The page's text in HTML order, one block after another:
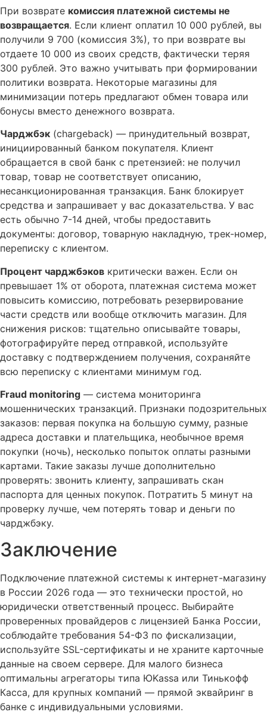
При возврате комиссия платежной системы не
возвращается. Если клиент оплатил 10 000 рублей, вы
получили 9 700 (комиссия 3%), то при возврате вы
отдаете 10 000 из своих средств, фактически теряя
300 рублей. Это важно учитывать при формировании
политики возврата. Некоторые магазины для
минимизации потерь предлагают обмен товара или
бонусы вместо денежного возврата.
Чарджбэк (chargeback) — принудительный возврат,
инициированный банком покупателя. Клиент
обращается в свой банк с претензией: не получил
товар, товар не соответствует описанию,
несанкционированная транзакция. Банк блокирует
средства и запрашивает у вас доказательства. У вас
есть обычно 7-14 дней, чтобы предоставить
документы: договор, товарную накладную, трек-номер,
переписку с клиентом.
Процент чарджбэков критически важен. Если он
превышает 1% от оборота, платежная система может
повысить комиссию, потребовать резервирование
части средств или вообще отключить магазин. Для
снижения рисков: тщательно описывайте товары,
фотографируйте перед отправкой, используйте
доставку с подтверждением получения, сохраняйте
всю переписку с клиентами минимум год.
Fraud monitoring — система мониторинга
мошеннических транзакций. Признаки подозрительных
заказов: первая покупка на большую сумму, разные
адреса доставки и плательщика, необычное время
покупки (ночь), несколько попыток оплаты разными
картами. Такие заказы лучше дополнительно
проверять: звонить клиенту, запрашивать скан
паспорта для ценных покупок. Потратить 5 минут на
проверку лучше, чем потерять товар и деньги по
чарджбэку.
Заключение
Подключение платежной системы к интернет-магазину
в России 2026 года — это технически простой, но
юридически ответственный процесс. Выбирайте
проверенных провайдеров с лицензией Банка России,
соблюдайте требования 54-ФЗ по фискализации,
используйте SSL-сертификаты и не храните карточные
данные на своем сервере. Для малого бизнеса
оптимальны агрегаторы типа ЮKassa или Тинькофф
Касса, для крупных компаний — прямой эквайринг в
банке с индивидуальными условиями.